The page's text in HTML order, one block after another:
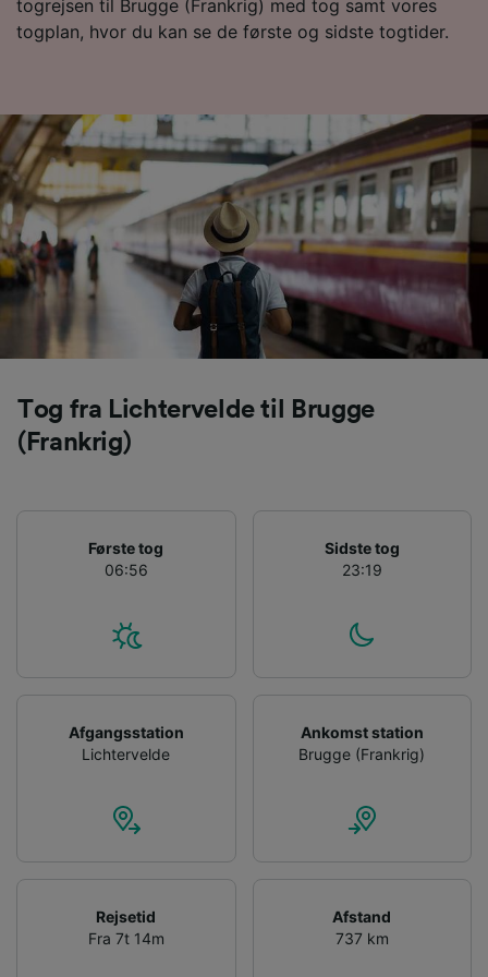
togrejsen til Brugge (Frankrig) med tog samt vores
togplan, hvor du kan se de første og sidste togtider.
Tog fra Lichtervelde til Brugge
(Frankrig)
Første tog
06:56
Sidste tog
23:19
Afgangsstation
Lichtervelde
Ankomst station
Brugge (Frankrig)
Rejsetid
Fra 7t 14m
Afstand
737 km
Vi og vores partnere behandler data for at
placeringsoplysninger. Aktivt scanne
enhedskarakteristika til identifikation.
Opbevare og/eller tilgå oplysninger på en
enhed. Tilpasset annoncering og indhold,
annoncerings- og indholdsmåling,
målgruppeundersøgelser og udvikling af
tjenester.
Liste over partnere (leverandører)